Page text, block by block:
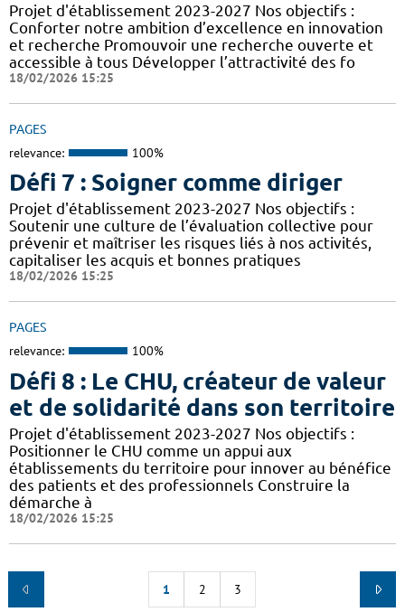
Projet d'établissement 2023-2027 Nos objectifs :
Conforter notre ambition d’excellence en innovation
et recherche Promouvoir une recherche ouverte et
accessible à tous Développer l’attractivité des fo
18/02/2026 15:25
PAGES
relevance: 100%
Défi 7 : Soigner comme diriger
Projet d'établissement 2023-2027 Nos objectifs :
Soutenir une culture de l’évaluation collective pour
prévenir et maîtriser les risques liés à nos activités,
capitaliser les acquis et bonnes pratiques
18/02/2026 15:25
PAGES
relevance: 100%
Défi 8 : Le CHU, créateur de valeur
et de solidarité dans son territoire
Projet d'établissement 2023-2027 Nos objectifs :
Positionner le CHU comme un appui aux
établissements du territoire pour innover au bénéfice
des patients et des professionnels Construire la
démarche à
18/02/2026 15:25
1 2 3